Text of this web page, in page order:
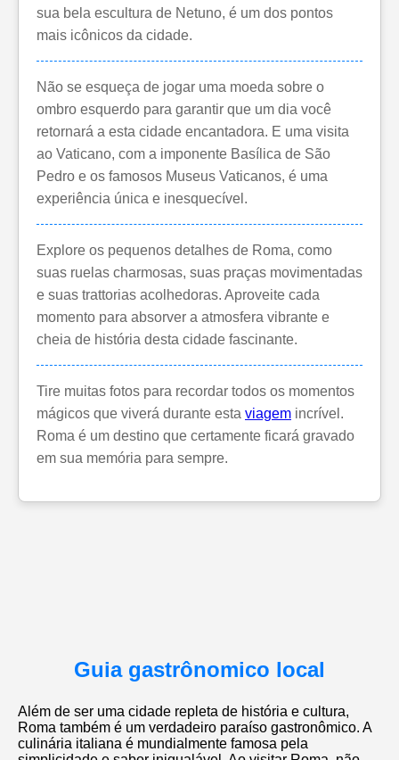
sua bela escultura de Netuno, é um dos pontos
mais icônicos da cidade.
Não se esqueça de jogar uma moeda sobre o
ombro esquerdo para garantir que um dia você
retornará a esta cidade encantadora. E uma visita
ao Vaticano, com a imponente Basílica de São
Pedro e os famosos Museus Vaticanos, é uma
experiência única e inesquecível.
Explore os pequenos detalhes de Roma, como
suas ruelas charmosas, suas praças movimentadas
e suas trattorias acolhedoras. Aproveite cada
momento para absorver a atmosfera vibrante e
cheia de história desta cidade fascinante.
Tire muitas fotos para recordar todos os momentos
mágicos que viverá durante esta viagem incrível.
Roma é um destino que certamente ficará gravado
em sua memória para sempre.
Guia gastrônomico local
Além de ser uma cidade repleta de história e cultura,
Roma também é um verdadeiro paraíso gastronômico. A
culinária italiana é mundialmente famosa pela